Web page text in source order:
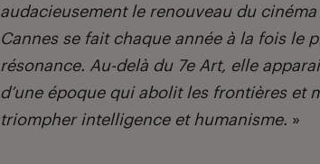
audacieusement le renouveau du
Cannes se fait chaque année à la fois le
résonance. Au-delà du 7e Art, elle
d’une époque qui abolit les frontières et
triompher intelligence et humanisme. »